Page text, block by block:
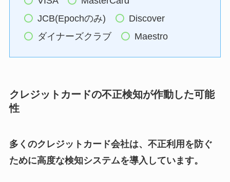
JCB(Epochのみ)
Discover
ダイナーズクラブ
Maestro
クレジットカードの不正検知が作動した可能
性
多くのクレジットカード会社は、不正利用を防ぐ
ために高度な検知システムを導入しています。